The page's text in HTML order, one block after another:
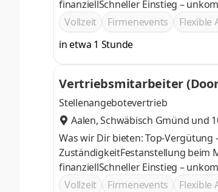
finanziellSchneller Einstieg –
Vollzeit
Firmenevents Flexible
in etwa 1 Stunde
Vertriebsmitarbeiter
Stellenangebotevertrieb
Aalen,Schwäbisch Gmünd und
Was wir Dir bieten: Top-Vergütung
ZuständigkeitFestanstellung beim
finanziellSchneller Einstieg –
Vollzeit
Firmenevents Flexible